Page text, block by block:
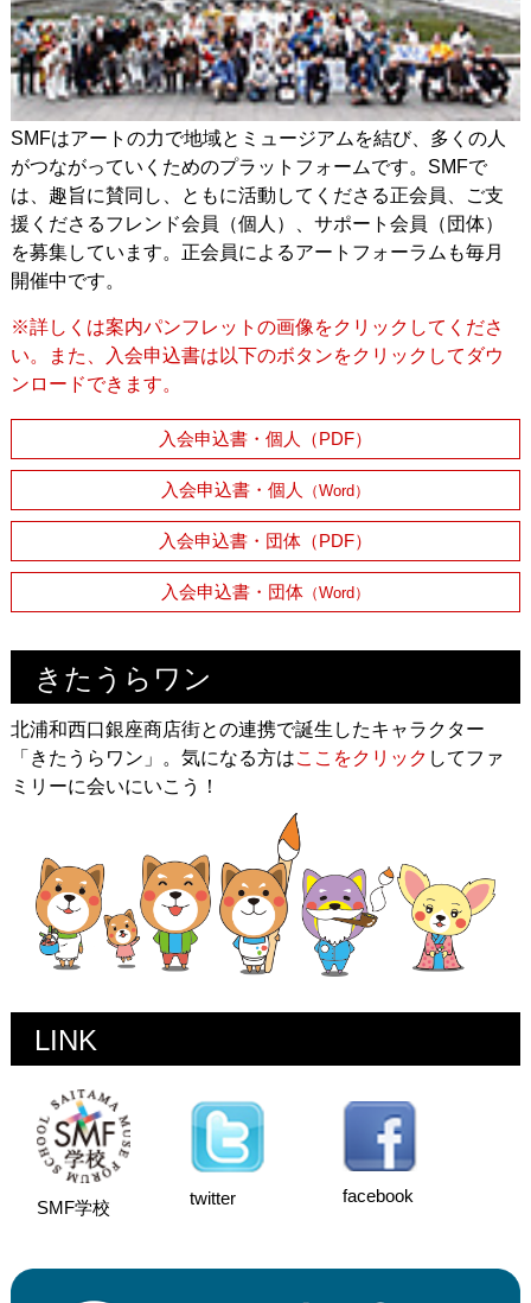
SMFはアートの力で地域とミュージアムを結び、多くの人
がつながっていくためのプラットフォームです。SMFで
は、趣旨に賛同し、ともに活動してくださる正会員、ご支
援くださるフレンド会員（個人）、サポート会員（団体）
を募集しています。正会員によるアートフォーラムも毎月
開催中です。
※詳しくは案内パンフレットの画像をクリックしてくださ
い。また、入会申込書は以下のボタンをクリックしてダウ
ンロードできます。
入会申込書・個人（PDF）
入会申込書・個人 （Word）
入会申込書・団体（PDF）
入会申込書・団体 （Word）
きたうらワン
北浦和西口銀座商店街との連携で誕生したキャラクター
「きたうらワン」。気になる方はここをクリック してファ
ミリーに会いにいこう！
LINK
SMF学校 twitter facebook